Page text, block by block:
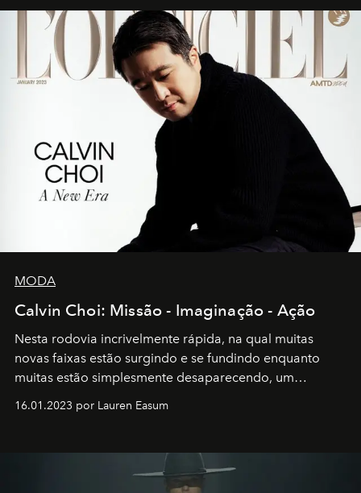
MODA
Calvin Choi: Missão - Imaginação - Ação
Nesta rodovia incrivelmente rápida, na qual muitas
novas faixas estão surgindo e se fundindo enquanto
muitas estão simplesmente desaparecendo, um
transportador AMTD abrindo caminho para muitos
por propósitos, com um claro senso de missão na vida e
16.01.2023 por Lauren Easum